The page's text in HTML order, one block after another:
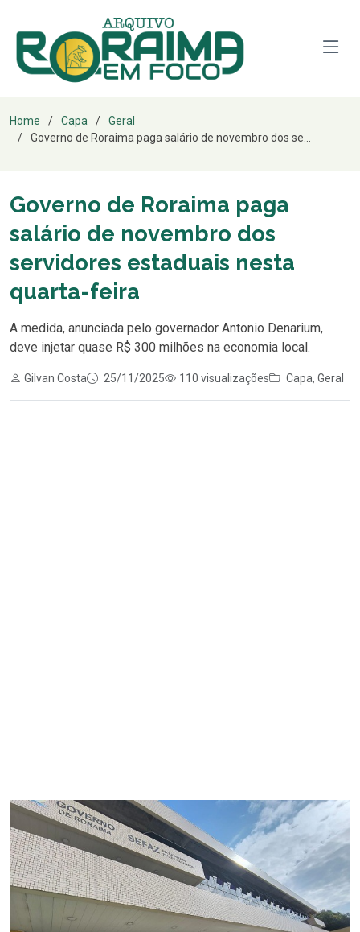
Home Capa
Geral
Governo de Roraima paga salário de novembro dos se...
Governo de Roraima paga
salário de novembro dos
servidores estaduais nesta
quarta-feira
A medida, anunciada pelo governador Antonio Denarium,
deve injetar quase R$ 300 milhões na economia local.
Gilvan Costa 25/11/2025 110 visualizações Capa, Geral